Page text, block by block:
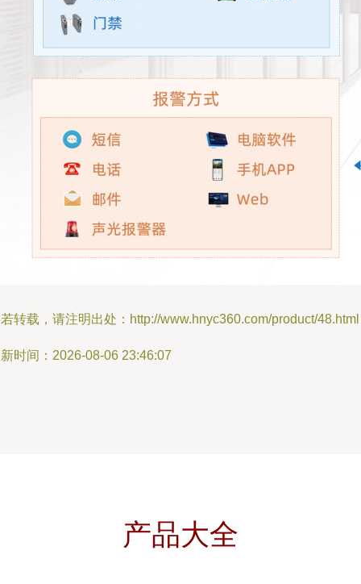
转载，请注明出处：http://www.hnyc360.com/product/48.html
时间：2026-08-06 23:46:07
产品大全